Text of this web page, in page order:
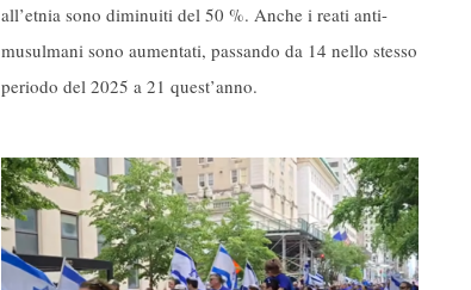
all’etnia sono diminuiti del 50 %. Anche i reati anti-
musulmani sono aumentati, passando da 14 nello stesso
periodo del 2025 a 21 quest’anno.